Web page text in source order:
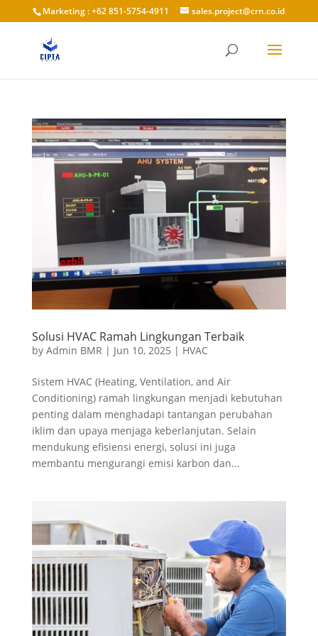
Marketing : +62 851-5754-4911 sales.project@crn.co.id
Solusi HVAC Ramah Lingkungan Terbaik
by Admin BMR | Jun 10, 2025 | HVAC
Sistem HVAC (Heating, Ventilation, and Air
Conditioning) ramah lingkungan menjadi kebutuhan
penting dalam menghadapi tantangan perubahan
iklim dan upaya menjaga keberlanjutan. Selain
mendukung efisiensi energi, solusi ini juga
membantu mengurangi emisi karbon dan...